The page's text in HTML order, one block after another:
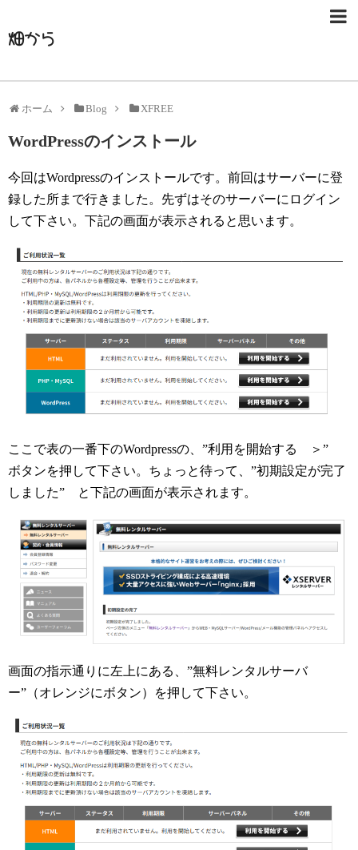
畑から
ホーム Blog XFREE
WordPressのインストール
今回はWordpressのインストールです。前回はサーバーに登
録した所まで行きました。先ずはそのサーバーにログイン
して下さい。下記の画面が表示されると思います。
ここで表の一番下のWordpressの、”利用を開始する ＞”
ボタンを押して下さい。ちょっと待って、”初期設定が完了
しました” と下記の画面が表示されます。
画面の指示通りに左上にある、”無料レンタルサーバ
ー”（オレンジにボタン）を押して下さい。